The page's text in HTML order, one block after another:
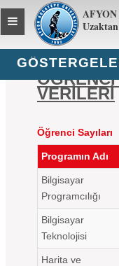
Toggle
global
navigation
VERİLERİ
Öğrenci Sayıları
Programın Adı
Bilgisayar
Programcılığı
Bilgisayar
Teknolojisi
Harita ve